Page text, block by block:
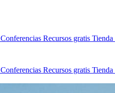
Conferencias Recursos gratis Tienda
Conferencias Recursos gratis Tienda